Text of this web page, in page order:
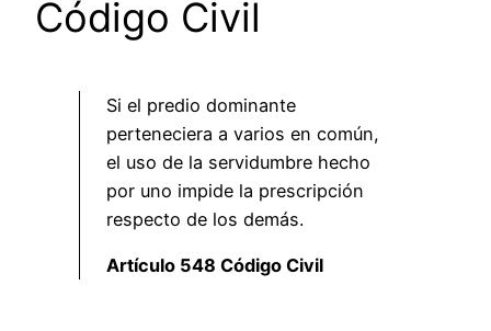
Código Civil
Si el predio dominante
perteneciera a varios en común,
el uso de la servidumbre hecho
por uno impide la prescripción
respecto de los demás.
Artículo 548 Código Civil